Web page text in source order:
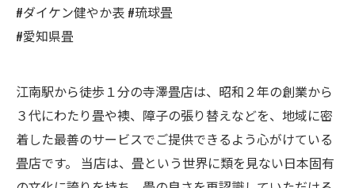
#ダイケン健やか表 #琉球畳
#愛知県畳
江南駅から徒歩１分の寺澤畳店は、昭和２年の創業から
３代にわたり畳や襖、障子の張り替えなどを、地域に密
着した最善のサービスでご提供できるよう心がけている
畳店です。 当店は、畳という世界に類を見ない日本固有